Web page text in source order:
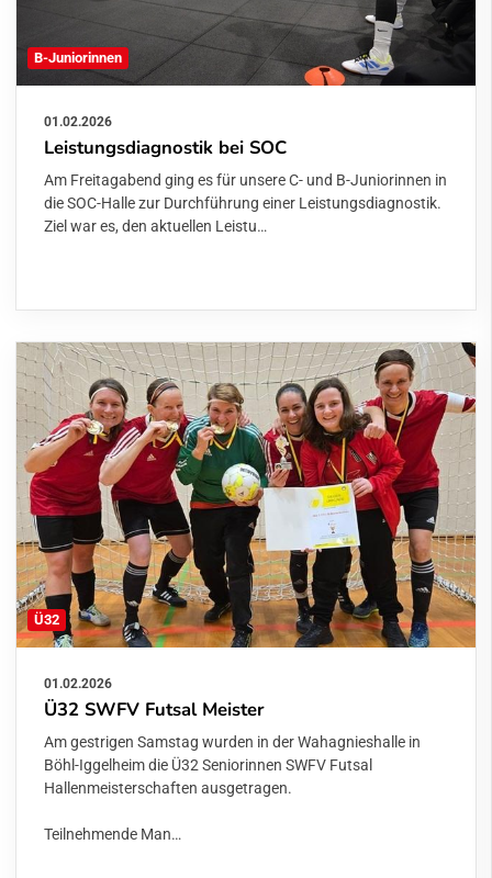
B-Juniorinnen
01.02.2026
Leistungsdiagnostik bei SOC
Am Freitagabend ging es für unsere C- und B-Juniorinnen in
die SOC-Halle zur Durchführung einer Leistungsdiagnostik.
Ziel war es, den aktuellen Leistu…
Ü32
01.02.2026
Ü32 SWFV Futsal Meister
Am gestrigen Samstag wurden in der Wahagnieshalle in
Böhl-Iggelheim die Ü32 Seniorinnen SWFV Futsal
Hallenmeisterschaften ausgetragen.
Teilnehmende Man…